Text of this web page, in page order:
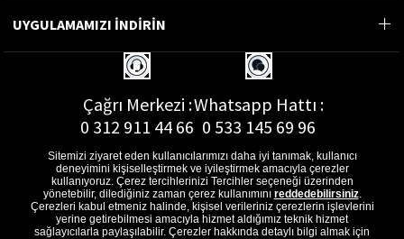
UYGULAMAMIZI İNDİRİN
Çağrı Merkezi :
0 312 911 44 66
Whatsapp Hattı :
0 533 145 69 96
E-Posta Adresi :
musterihizmetleri@gon.com.tr
Sitemizi ziyaret eden kullanıcılarımızı daha iyi tanımak, kullanıcı
deneyimini kişiselleştirmek ve iyileştirmek amacıyla çerezler
kullanıyoruz. Çerez tercihlerinizi Tercihler seçeneği üzerinden
yönetebilir, dilediğiniz zaman çerez kullanımını reddedebilirsiniz.
Çerezleri kabul etmeniz halinde, kişisel verileriniz çerezlerin işlevlerini
yerine getirebilmesi amacıyla hizmet aldığımız teknik hizmet
sağlayıcılarla paylaşılabilir. Çerezler hakkında detaylı bilgi almak için